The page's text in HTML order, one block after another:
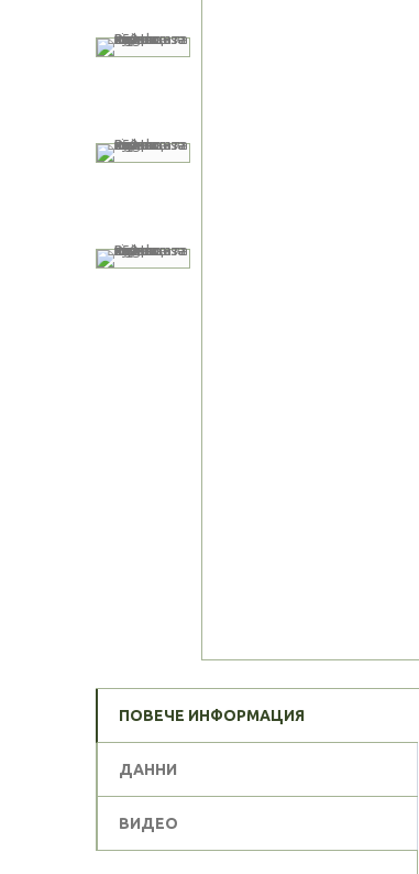
ПОВЕЧЕ ИНФОРМАЦИЯ
ДАННИ
ВИДЕО